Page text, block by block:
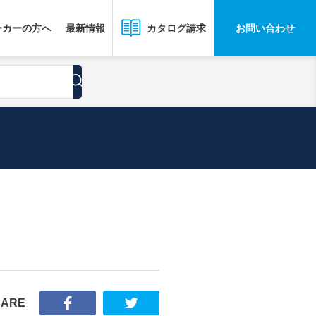
ーの方へ 最新情報 カタログ請求 お問い合わせ